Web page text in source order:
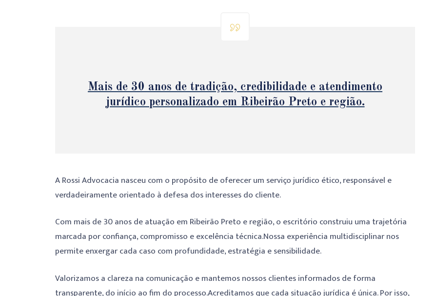
Mais de 30 anos de tradição, credibilidade e atendimento
jurídico personalizado em Ribeirão Preto e região.
A Rossi Advocacia nasceu com o propósito de oferecer um serviço jurídico ético, responsável e
verdadeiramente orientado à defesa dos interesses do cliente.
Com mais de 30 anos de atuação em Ribeirão Preto e região, o escritório construiu uma trajetória
marcada por confiança, compromisso e excelência técnica.Nossa experiência multidisciplinar nos
permite enxergar cada caso com profundidade, estratégia e sensibilidade.
Valorizamos a clareza na comunicação e mantemos nossos clientes informados de forma
transparente, do início ao fim do processo.Acreditamos que cada situação jurídica é única. Por isso,